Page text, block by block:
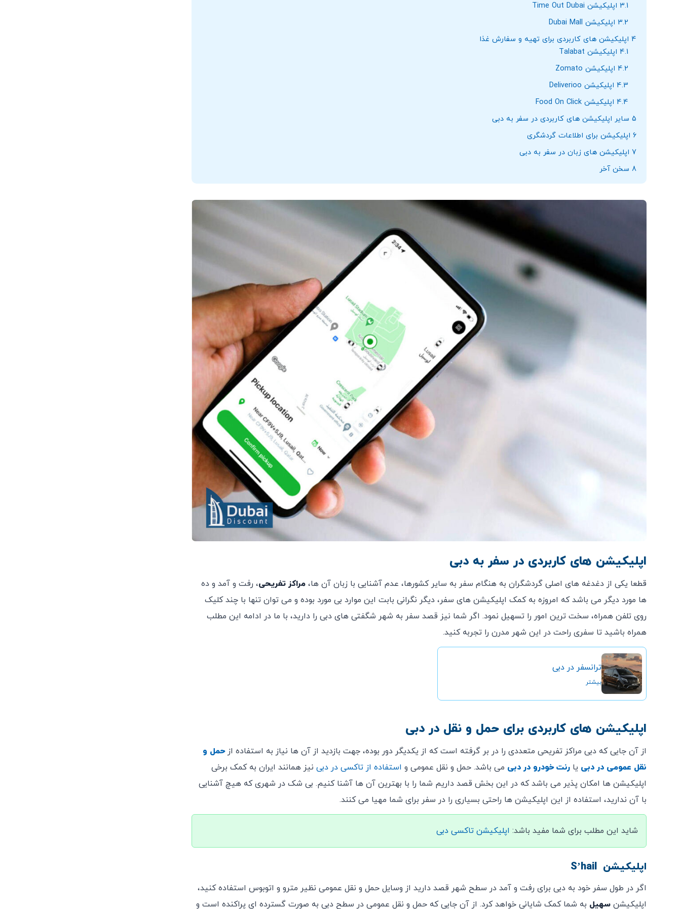
3.1 اپلیکیشن Time Out Dubai
3.2 اپلیکیشن Dubai Mall
4 اپلیکیشن های کاربردی برای تهیه و سفارش غذا
4.1 اپلیکیشن Talabat
4.2 اپلیکیشن Zomato
4.3 اپلیکیشن Deliverioo
4.4 اپلیکیشن Food On Click
5 سایر اپلیکیشن های کاربردی در سفر به دبی
6 اپلیکیشن برای اطلاعات گردشگری
7 اپلیکیشن های زبان در سفر به دبی
8 سخن آخر
اپلیکیشن های کاربردی در سفر به دبی
قطعا یکی از دغدغه های اصلی گردشگران به هنگام سفر به سایر کشورها، عدم آشنایی با زبان آن ها، مراکز تفریحی، رفت و آمد و ده
ها مورد دیگر می باشد که امروزه به کمک اپلیکیشن های سفر، دیگر نگرانی بابت این موارد بی مورد بوده و می توان تنها با چند کلیک
روی تلفن همراه، سخت ترین امور را تسهیل نمود. اگر شما نیز قصد سفر به شهر شگفتی های دبی را دارید، با ما در ادامه این مطلب
همراه باشید تا سفری راحت در این شهر مدرن را تجربه کنید.
ترانسفر در دبی
بیشتر
اپلیکیشن های کاربردی برای حمل و نقل در دبی
از آن جایی که دبی مراکز تفریحی متعددی را در بر گرفته است که از یکدیگر دور بوده، جهت بازدید از آن ها نیاز به استفاده ازحمل و
نقل عمومی در دبی یا رنت خودرو در دبی می باشد. حمل و نقل عمومی و استفاده از تاکسی در دبی نیز همانند ایران به کمک برخی
اپلیکیشن ها امکان پذیر می باشد که در این بخش قصد داریم شما را با بهترین آن ها آشنا کنیم. بی شک در شهری که هیچ آشنایی
با آن ندارید، استفاده از این اپلیکیشن ها راحتی بسیاری را در سفر برای شما مهیا می کنند.
شاید این مطلب برای شما مفید باشد: اپلیکیشن تاکسی دبی
اپلیکیشن S’hail
اگر در طول سفر خود به دبی برای رفت و آمد در سطح شهر قصد دارید از وسایل حمل و نقل عمومی نظیر مترو و اتوبوس استفاده کنید،
اپلیکیشن سهیل به شما کمک شایانی خواهد کرد. از آن جایی که حمل و نقل عمومی در سطح دبی به صورت گسترده ای پراکنده است و